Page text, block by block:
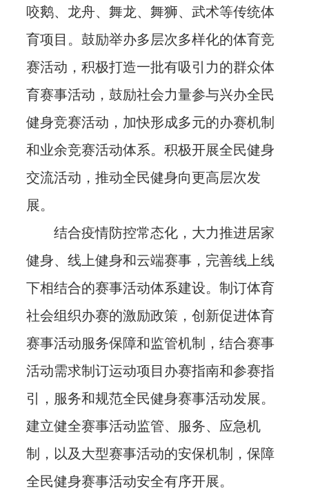
咬鹅、龙舟、舞龙、舞狮、武术等传统体
育项目。鼓励举办多层次多样化的体育竞
赛活动，积极打造一批有吸引力的群众体
育赛事活动，鼓励社会力量参与兴办全民
健身竞赛活动，加快形成多元的办赛机制
和业余竞赛活动体系。积极开展全民健身
交流活动，推动全民健身向更高层次发
展。
结合疫情防控常态化，大力推进居家
健身、线上健身和云端赛事，完善线上线
下相结合的赛事活动体系建设。制订体育
社会组织办赛的激励政策，创新促进体育
赛事活动服务保障和监管机制，结合赛事
活动需求制订运动项目办赛指南和参赛指
引，服务和规范全民健身赛事活动发展。
建立健全赛事活动监管、服务、应急机
制，以及大型赛事活动的安保机制，保障
全民健身赛事活动安全有序开展。